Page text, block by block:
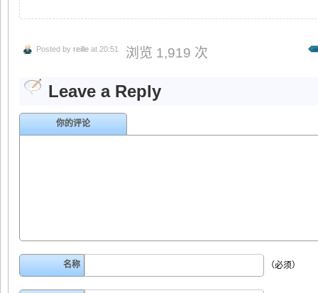
Posted by reille at 20:51 浏览 1,919 次
Leave a Reply
你的评论
名称 （必须）